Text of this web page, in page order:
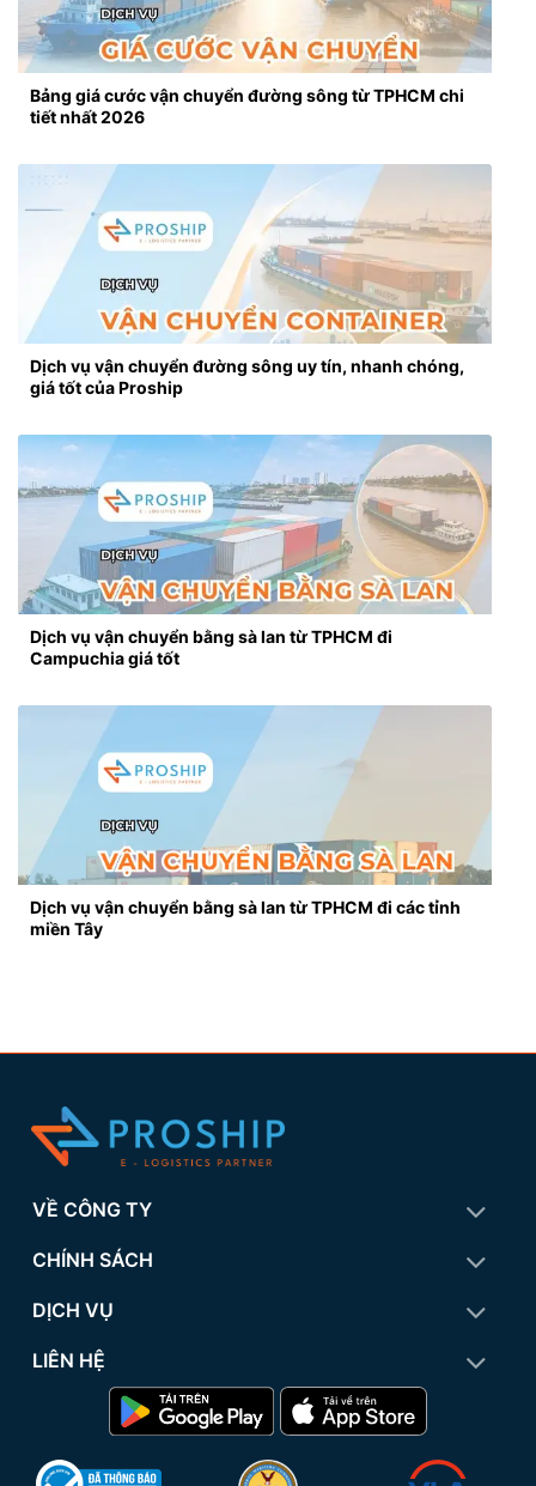
Bảng giá cước vận chuyển đường sông từ TPHCM chi
tiết nhất 2026
Dịch vụ vận chuyển đường sông uy tín, nhanh chóng,
giá tốt của Proship
Dịch vụ vận chuyển bằng sà lan từ TPHCM đi
Campuchia giá tốt
Dịch vụ vận chuyển bằng sà lan từ TPHCM đi các tỉnh
miền Tây
VỀ CÔNG TY
CHÍNH SÁCH
DỊCH VỤ
LIÊN HỆ